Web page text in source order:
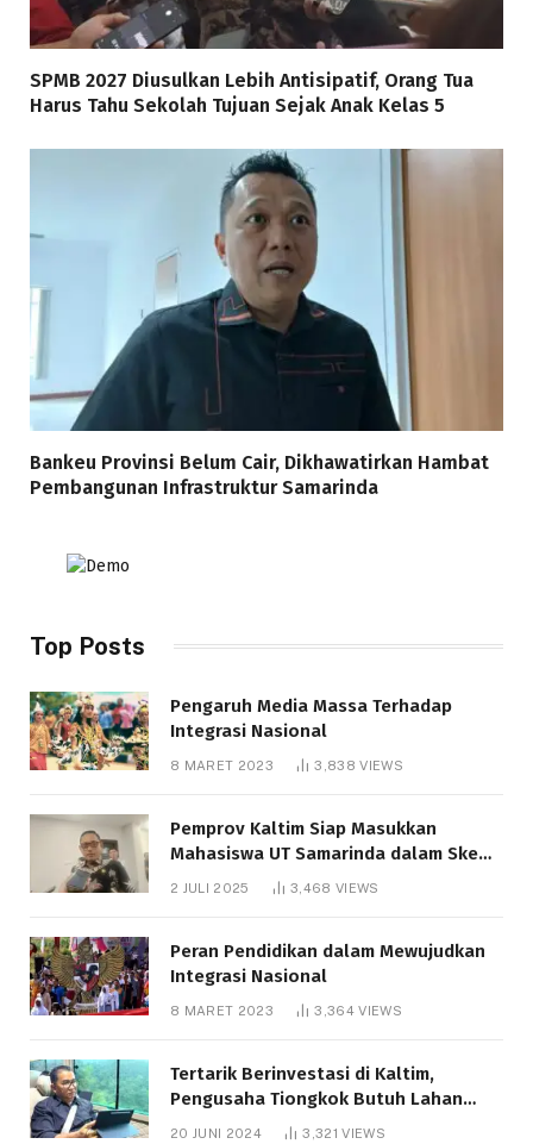
SPMB 2027 Diusulkan Lebih Antisipatif, Orang Tua
Harus Tahu Sekolah Tujuan Sejak Anak Kelas 5
Bankeu Provinsi Belum Cair, Dikhawatirkan Hambat
Pembangunan Infrastruktur Samarinda
Top Posts
Pengaruh Media Massa Terhadap
Integrasi Nasional
8 MARET 2023 3,838VIEWS
Pemprov Kaltim Siap Masukkan
Mahasiswa UT Samarinda dalam Skema
Bantuan Pendidikan Gratispol
2 JULI 2025 3,468 VIEWS
Peran Pendidikan dalam Mewujudkan
Integrasi Nasional
8 MARET 2023 3,364VIEWS
Tertarik Berinvestasi di Kaltim,
Pengusaha Tiongkok Butuh Lahan
1.000 Hektare
20 JUNI 2024 3,321VIEWS